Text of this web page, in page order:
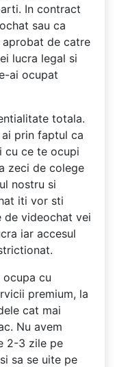
In contract
sau ca
de catre
lucra legal si
ai ocupat
totala.
prin faptul ca
cu ce te ocupi
zeci de colege
nostru si
iti vor sti
de videochat vei
iar accesul
ocupa cu
premium, la
cat mai
Nu avem
2-3 zile pe
sa se uite pe